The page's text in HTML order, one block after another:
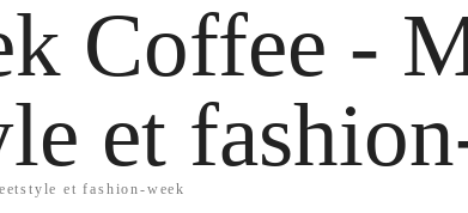
Coffee -
et
et fashion-week